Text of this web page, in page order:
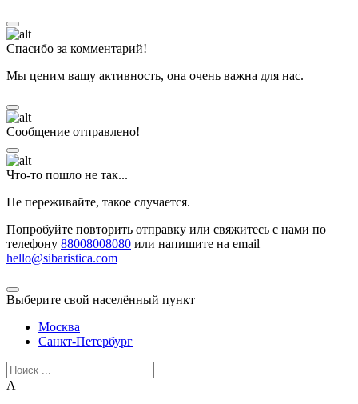
Спасибо за комментарий!
Мы ценим вашу активность, она очень важна для нас.
Сообщение отправлено!
Что-то пошло не так...
Не переживайте, такое случается.
Попробуйте повторить отправку или свяжитесь с нами по
телефону 88008008080 или напишите на email
hello@sibaristica.com
Выберите свой населённый пункт
Москва
Санкт-Петербург
А